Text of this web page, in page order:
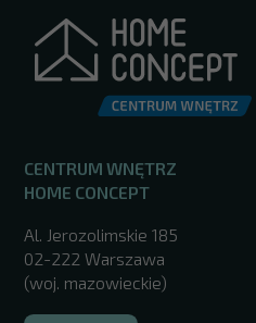
CENTRUM WNĘTRZ
HOME CONCEPT
Al. Jerozolimskie 185
02-222 Warszawa
(woj. mazowieckie)